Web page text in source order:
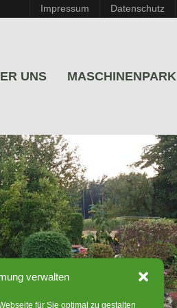
verwalten
für Sie optimal zu gestalten
Impressum Datenschutz
UNS MASCHINENPARK